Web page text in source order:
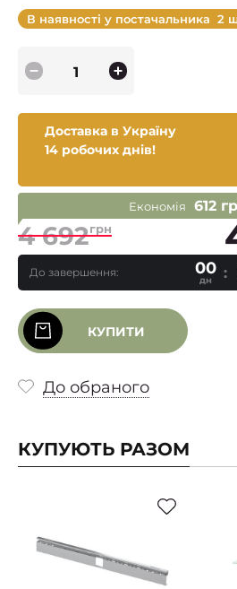
В наявності у постачальника 2
Доставка в Україну
14 робочих днів!
Економія 612
4 692грн
До завершення: 00
дн
КУПИТИ
До обраного
КУПУЮТЬ РАЗОМ